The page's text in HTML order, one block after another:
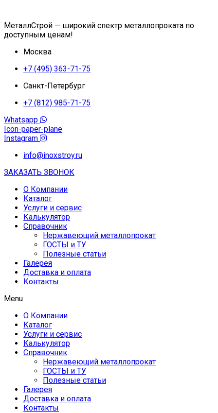
МеталлСтрой — широкий спектр металлопроката по
доступным ценам!
Москва
+7 (495) 363-71-75
Санкт-Петербург
+7 (812) 985-71-75
Whatsapp
Icon-paper-plane
Instagram
info@inoxstroy.ru
ЗАКАЗАТЬ ЗВОНОК
О Компании
Каталог
Услуги и сервис
Калькулятор
Справочник
Нержавеющий металлопрокат
ГОСТЫ и ТУ
Полезные статьи
Галерея
Доставка и оплата
Контакты
Menu
О Компании
Каталог
Услуги и сервис
Калькулятор
Справочник
Нержавеющий металлопрокат
ГОСТЫ и ТУ
Полезные статьи
Галерея
Доставка и оплата
Контакты